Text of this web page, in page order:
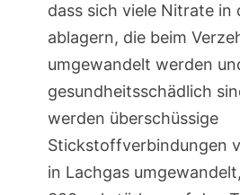
dass sich viele Nitrate in
ablagern, die beim
umgewandelt werden
gesundheitsschädlich
werden überschüssige
Stickstoffverbindungen
in Lachgas